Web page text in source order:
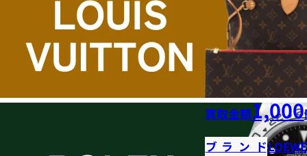
買取金額1,000
ブランドLOEWE